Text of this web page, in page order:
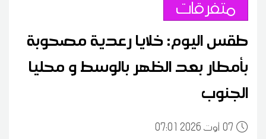
متفرقات
طقس اليوم: خلايا رعدية مصحوبة
بأمطار بعد الظهر بالوسط و محليا
الجنوب
0707:01 2026 أوت